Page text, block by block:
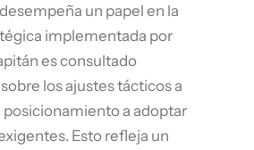
un papel en la
implementada por
es consultado
los ajustes tácticos a
posicionamiento a adoptar
Esto refleja un